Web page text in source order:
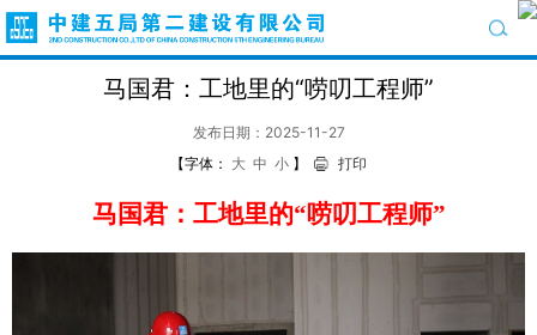
马国君：工地里的“唠叨工程师”
发布日期：2025-11-27
【字体： 大 中 小 】 打印
马国君：工地里的“唠叨工程师”